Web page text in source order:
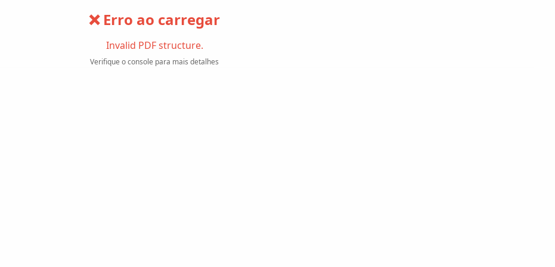
❌ Erro ao carregar
Invalid PDF structure.
Verifique o console para mais detalhes